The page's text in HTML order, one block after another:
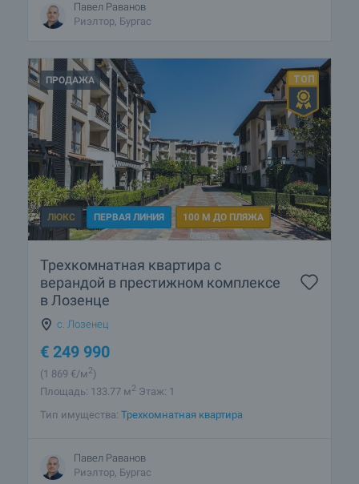
Павел Раванов
Риэлтор, Бургас
ПРОДАЖА
ЛЮКС ПЕРВАЯ ЛИНИЯ 100 М ДО ПЛЯЖА
Трехкомнатная квартира с
верандой в престижном комплексе
в Лозенце
с. Лозенец
€ 249 990
(1 869 €/м2)
Площадь: 133.77 м2 Этаж: 1
Тип имущества: Трехкомнатная квартира
Павел Раванов
Риэлтор, Бургас